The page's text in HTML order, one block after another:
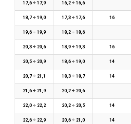
17,6 ÷ 17,9 16,2 ÷ 16,6
18,7 ÷ 19,0 17,3 ÷ 17,6 16
19,6 ÷ 19,9 18,2 ÷ 18,6
20,3 ÷ 20,6 18,9 ÷ 19,3 16
20,5 ÷ 20,9 18,6 ÷ 19,0 14
20,7 ÷ 21,1 18,3 ÷ 18,7 14
21,6 ÷ 21,9 20,2 ÷ 20,6
22,0 ÷ 22,2 20,2 ÷ 20,5 14
22,6 ÷ 22,9 20,6 ÷ 21,0 14